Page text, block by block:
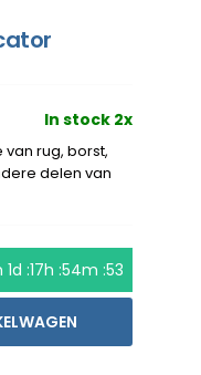
In stock 2x
rug, borst,
delen van
1d :17h :54m :53